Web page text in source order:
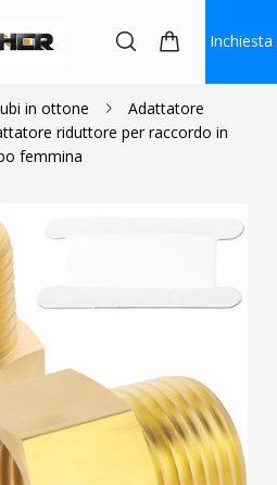
Inchiesta
in ottone
Adattatore
riduttore per raccordo in
femmina